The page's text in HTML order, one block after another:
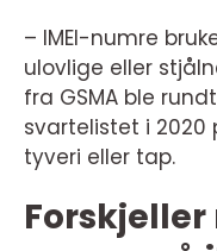
– IMEI-numre
ulovlige eller
fra GSMA ble
svartelistet i
tyveri eller tap.